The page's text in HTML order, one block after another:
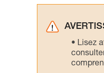
Lisez